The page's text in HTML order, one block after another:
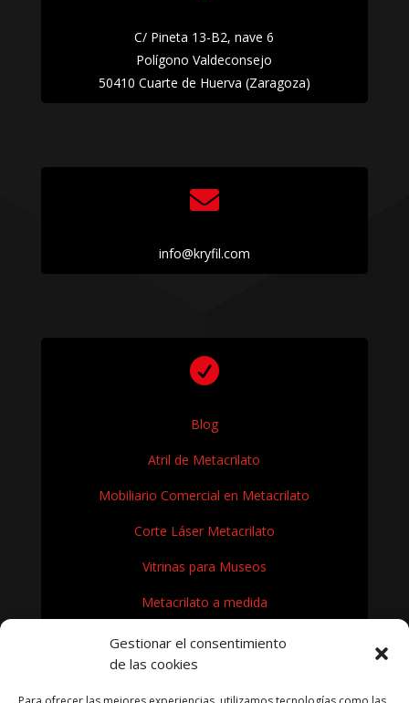
Gestionar el consentimiento
de las cookies
C/ Pineta 13-B2, nave 6
Polígono Valdeconsejo
50410 Cuarte de Huerva (Zaragoza)

info@kryfil.com

Blog
Atril de Metacrilato
Mobiliario Comercial en Metacrilato
Corte Láser Metacrilato
Vitrinas para Museos
Metacrilato a medida
Rótulos en Metacrilato
Expositores de metacrilato para museos